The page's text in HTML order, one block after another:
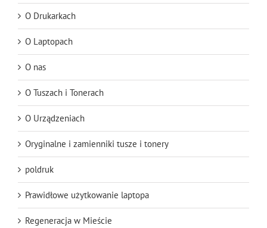
O Drukarkach
O Laptopach
O nas
O Tuszach i Tonerach
O Urządzeniach
Oryginalne i zamienniki tusze i tonery
poldruk
Prawidłowe użytkowanie laptopa
Regeneracja w Mieście